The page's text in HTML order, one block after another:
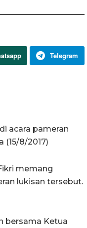
Telegram
acara pameran
(15/8/2017)
memang
lukisan tersebut.
bersama Ketua